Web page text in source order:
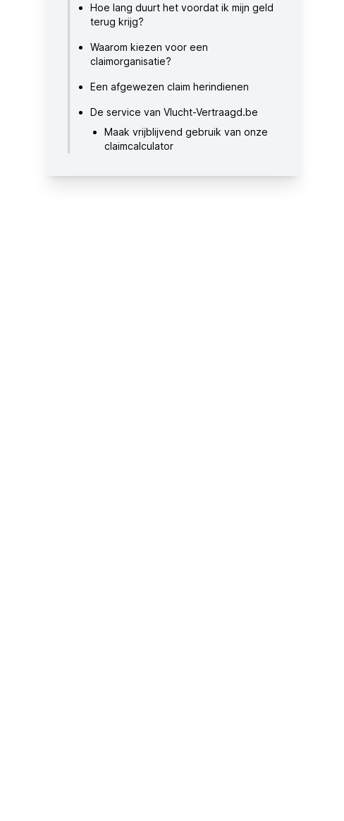
Hoe lang duurt het voordat ik mijn geld
terug krijg?
Waarom kiezen voor een
claimorganisatie?
Een afgewezen claim herindienen
De service van Vlucht-Vertraagd.be
Maak vrijblijvend gebruik van onze
claimcalculator